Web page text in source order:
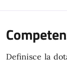
Definisce la